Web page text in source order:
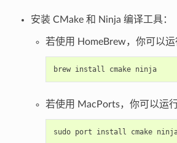
安装 CMake 和 Ninja 编译工具：
若使用 HomeBrew，你可以运
brew install cmake ninja
若使用 MacPorts，你可以运
sudo port install cmake